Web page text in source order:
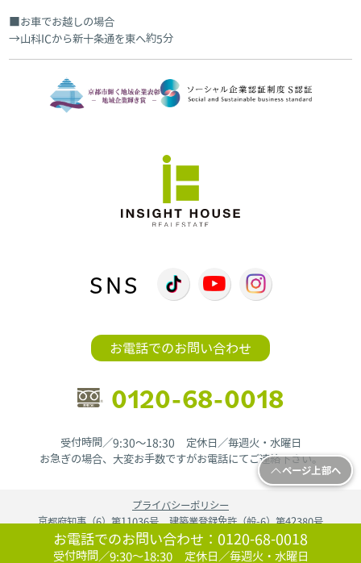
お車でお越しの場合
山科ICから新十条通を東へ約5分
SNS
お電話でのお問い合わせ
0120-68-0018
受付時間／9:30〜18:30 定休日／毎週火・水曜日
お急ぎの場合、大変お手数ですがお電話にてご連絡下さい。
お電話でのお問い合わせ： 0120-68-0018
受付時間／9:30〜18:30 定休日／毎週火・水曜日
プライバシーポリシー
京都府知事（6）第11036号 建築業登録免許（般-6）第42380号
copyright©2024京都府京都市で不動産のことなら ie9000.jp.All Rights
Reserved.!
ページ上部へ